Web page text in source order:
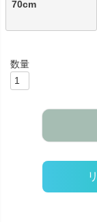
70cm